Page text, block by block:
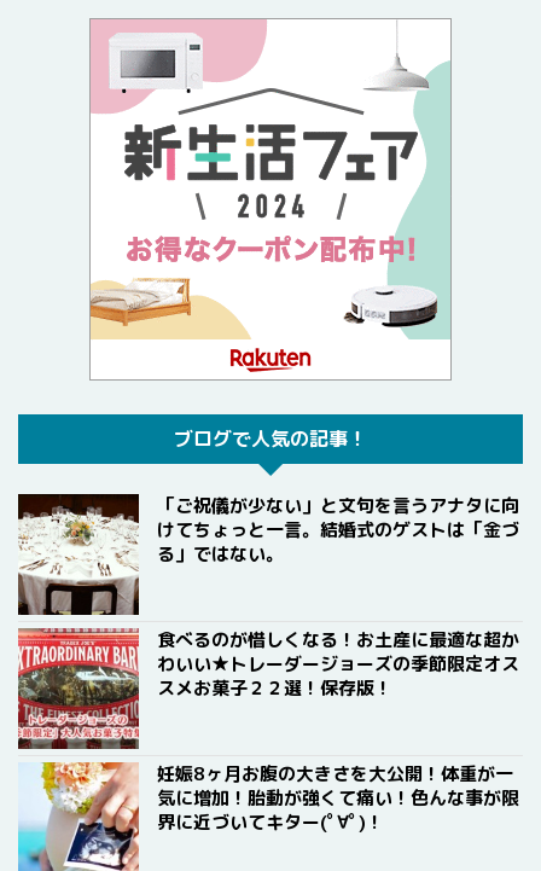
ブログで人気の記事！
「ご祝儀が少ない」と文句を言うアナタに向
けてちょっと一言。結婚式のゲストは「金づ
る」ではない。
食べるのが惜しくなる！お土産に最適な超か
わいい★トレーダージョーズの季節限定オス
スメお菓子２２選！保存版！
妊娠8ヶ月お腹の大きさを大公開！体重が一
気に増加！胎動が強くて痛い！色んな事が限
界に近づいてキター(ﾟ∀ﾟ)！